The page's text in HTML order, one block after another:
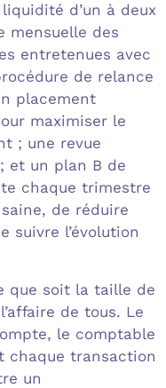
d’un à deux
mensuelle des
entretenues avec
de relance
placement
maximiser le
; une revue
et un plan B de
chaque trimestre
de réduire
suivre l’évolution
que soit la taille de
de tous. Le
le comptable
chaque transaction
un